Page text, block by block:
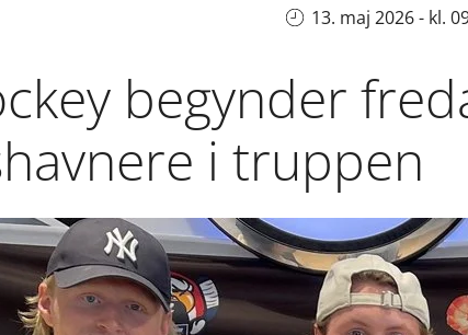
13. maj 2026 - kl.
begynder
i truppen